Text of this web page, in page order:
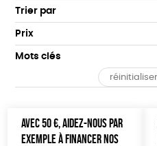
MARCHE POUR LA FERMETURE
OUTILS MILITANTS
TRACTS
CARTES
BROCHURES
Trier par
Par défaut
Popularité
Prix : du - cher au + cher
Prix
Tous
50 € - 100 €
150 € - 200 €
Plus de 200€
Mots clés
OEKO-Tex,
AVEC 50 €, AIDEZ-NOUS PAR
EXEMPLE À FINANCER NOS